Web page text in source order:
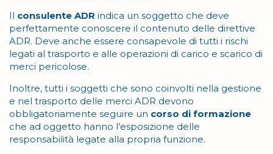
Il consulente ADR indica un soggetto che deve
perfettamente conoscere il contenuto delle direttive
ADR. Deve anche essere consapevole di tutti i rischi
legati al trasporto e alle operazioni di carico e scarico di
merci pericolose.
Inoltre, tutti i soggetti che sono coinvolti nella gestione
e nel trasporto delle merci ADR devono
obbligatoriamente seguire un corso di formazione
che ad oggetto hanno l’esposizione delle
responsabilità legate alla propria funzione.